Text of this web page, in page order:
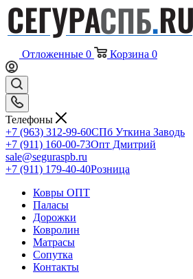
Отложенные 0 Корзина 0
Телефоны
+7 (963) 312-99-60СПб Уткина Заводь
+7 (911) 160-00-73Опт Дмитрий
sale@seguraspb.ru
+7 (911) 179-40-40Розница
Ковры ОПТ
Паласы
Дорожки
Ковролин
Матрасы
Сопутка
Контакты